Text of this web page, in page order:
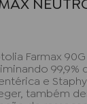
Farmax
99,9%
e
também